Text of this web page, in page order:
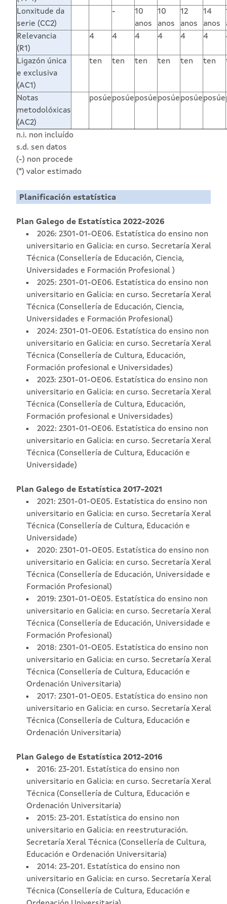
Lonxitude da
serie (CC2)
-
10
anos
10
anos
12
anos
14
anos
Relevancia
(R1)
4 4 4 4 4 4
Ligazón única
e exclusiva
(AC1)
ten ten ten ten ten ten
Notas
metodolóxicas
(AC2)
posúeposúeposúeposúeposúeposúe
n.i. non incluído
s.d. sen datos
(-) non procede
(*) valor estimado
Planificación estatística
Plan Galego de Estatística 2022-2026
2026: 2301-01-OE06. Estatística do ensino non
universitario en Galicia: en curso. Secretaría Xeral
Técnica (Consellería de Educación, Ciencia,
Universidades e Formación Profesional )
2025: 2301-01-OE06. Estatística do ensino non
universitario en Galicia: en curso. Secretaría Xeral
Técnica (Consellería de Educación, Ciencia,
Universidades e Formación Profesional)
2024: 2301-01-OE06. Estatística do ensino non
universitario en Galicia: en curso. Secretaría Xeral
Técnica (Consellería de Cultura, Educación,
Formación profesional e Universidades)
2023: 2301-01-OE06. Estatística do ensino non
universitario en Galicia: en curso. Secretaría Xeral
Técnica (Consellería de Cultura, Educación,
Formación profesional e Universidades)
2022: 2301-01-OE06. Estatística do ensino non
universitario en Galicia: en curso. Secretaría Xeral
Técnica (Consellería de Cultura, Educación e
Universidade)
Plan Galego de Estatística 2017-2021
2021: 2301-01-OE05. Estatística do ensino non
universitario en Galicia: en curso. Secretaría Xeral
Técnica (Consellería de Cultura, Educación e
Universidade)
2020: 2301-01-OE05. Estatística do ensino non
universitario en Galicia: en curso. Secretaría Xeral
Técnica (Consellería de Educación, Universidade e
Formación Profesional)
2019: 2301-01-OE05. Estatística do ensino non
universitario en Galicia: en curso. Secretaría Xeral
Técnica (Consellería de Educación, Universidade e
Formación Profesional)
2018: 2301-01-OE05. Estatística do ensino non
universitario en Galicia: en curso. Secretaría Xeral
Técnica (Consellería de Cultura, Educación e
Ordenación Universitaria)
2017: 2301-01-OE05. Estatística do ensino non
universitario en Galicia: en curso. Secretaría Xeral
Técnica (Consellería de Cultura, Educación e
Ordenación Universitaria)
Plan Galego de Estatística 2012-2016
2016: 23-201. Estatística do ensino non
universitario en Galicia: en curso. Secretaría Xeral
Técnica (Consellería de Cultura, Educación e
Ordenación Universitaria)
2015: 23-201. Estatística do ensino non
universitario en Galicia: en reestruturación.
Secretaría Xeral Técnica (Consellería de Cultura,
Educación e Ordenación Universitaria)
2014: 23-201. Estatística do ensino non
universitario en Galicia: en curso. Secretaría Xeral
Técnica (Consellería de Cultura, Educación e